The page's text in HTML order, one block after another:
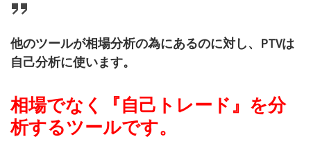
他のツールが相場分析の為にあるのに対し、PTVは
自己分析に使います。
相場でなく『自己トレード』を分
析するツールです。